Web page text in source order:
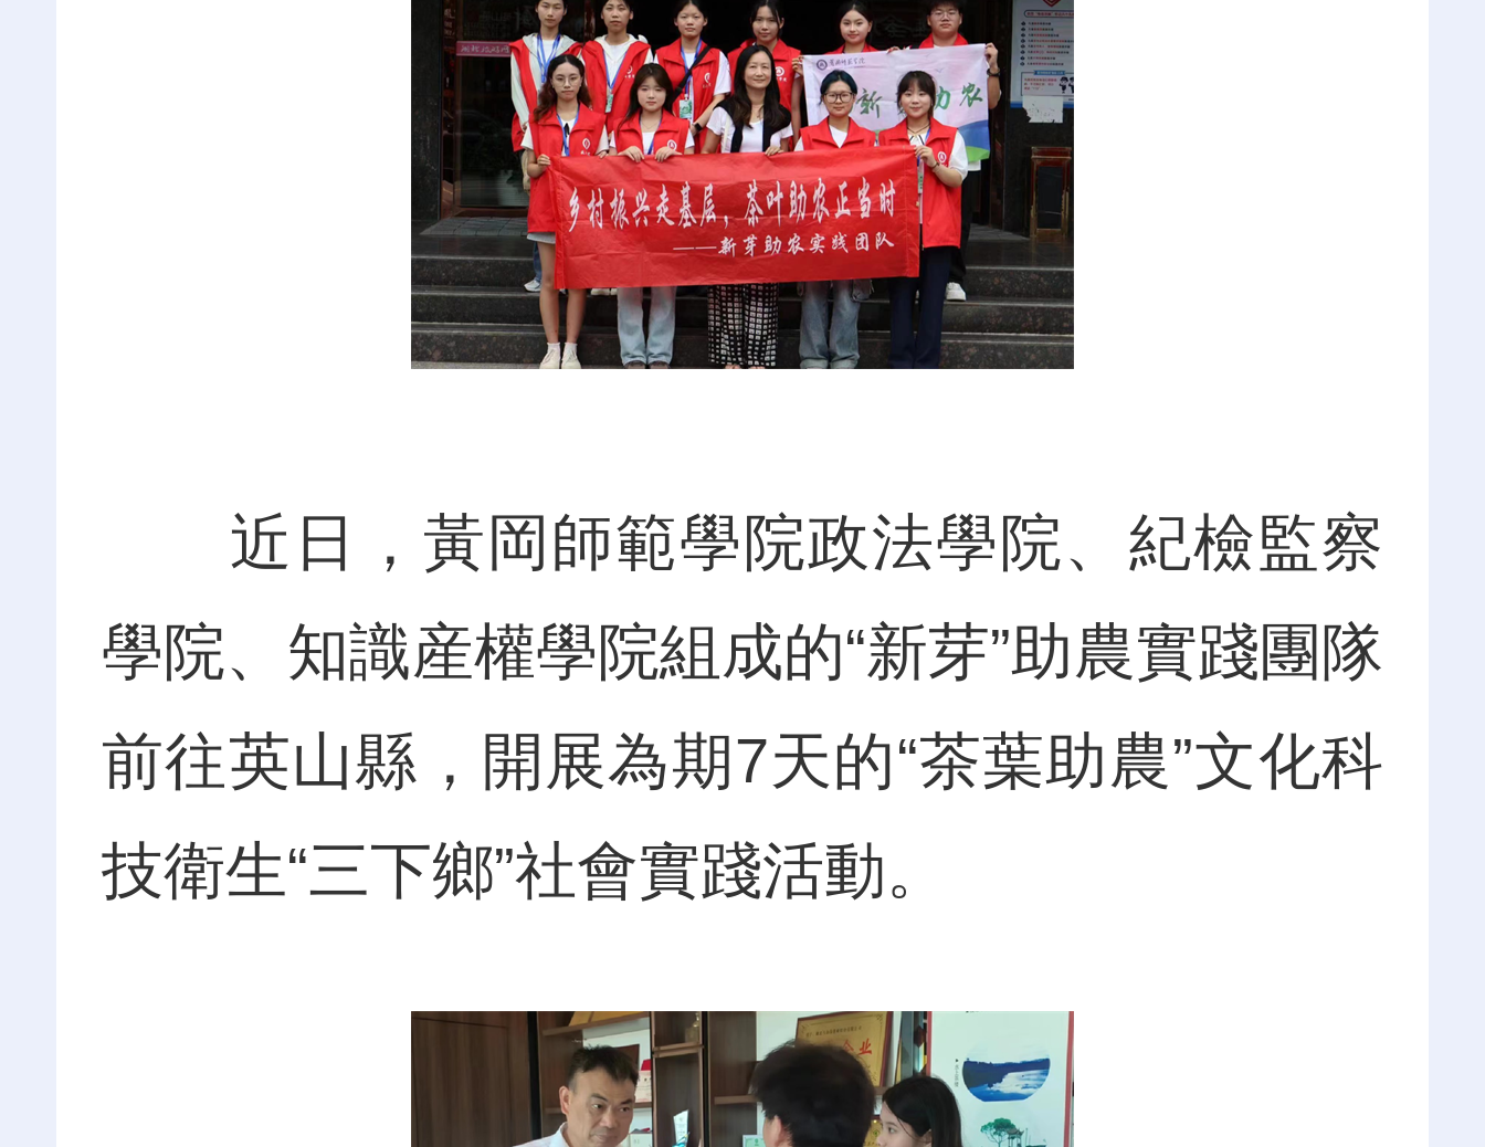
近日，黃岡師範學院政法學院、紀檢監察
學院、知識産權學院組成的“新芽”助農實踐團隊
前往英山縣，開展為期7天的“茶葉助農”文化科
技衛生“三下鄉”社會實踐活動。